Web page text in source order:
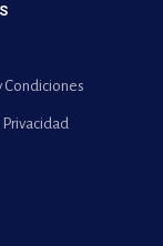
Condiciones
Privacidad